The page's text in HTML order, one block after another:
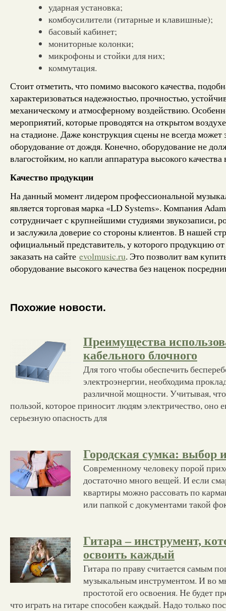
ударная установка;
комбоусилители (гитарные и клавишные);
басовый кабинет;
мониторные колонки;
микрофоны и стойки для них;
коммутация.
Стоит отметить, что помимо высокого качества,
характеризоваться надежностью, прочностью,
механическому и атмосферному воздействию.
мероприятий, которые проводятся на открытом
на стадионе. Даже конструкция сцены не всегда может
оборудование от дождя. Конечно, оборудование не
влагостойким, но капли аппаратура высокого
Качество продукции
На данный момент лидером профессиональной
является торговая марка «LD Systems». Компания
сотрудничает с крупнейшими студиями звукозаписи,
и заслужила доверие со стороны клиентов. В нашей
официальный представитель, у которого продукцию
заказать на сайте evolmusic.ru. Это позволит вам
оборудование высокого качества без наценок
Похожие новости.
Преимущества
кабельного блочного
Для того чтобы обеспечить
электроэнергии, необходима
различной мощности. Учитывая,
пользой, которое приносит людям электричество, оно
серьезную опасность для
Городская сумка: выбор
Современному человеку порой
достаточно много вещей. И если
квартиры можно рассовать по
или папкой с документами такой
Гитара – инструмент,
освоить каждый
Гитара по праву считается самым
музыкальным инструментом. И во
простотой его освоения. Не будет
что играть на гитаре способен каждый. Надо только